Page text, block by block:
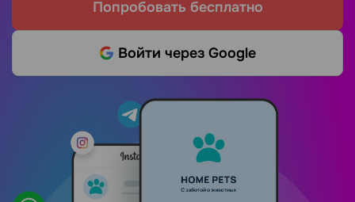
Попробовать бесплатно
Войти через Google